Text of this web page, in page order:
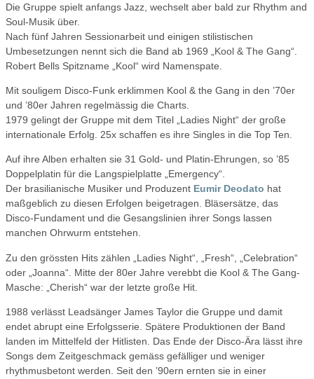
Die Gruppe spielt anfangs Jazz, wechselt aber bald zur Rhythm and
Soul-Musik über.
Nach fünf Jahren Sessionarbeit und einigen stilistischen
Umbesetzungen nennt sich die Band ab 1969 „Kool & The Gang“.
Robert Bells Spitzname „Kool“ wird Namenspate.
Mit souligem Disco-Funk erklimmen Kool & the Gang in den ’70er
und ’80er Jahren regelmässig die Charts.
1979 gelingt der Gruppe mit dem Titel „Ladies Night“ der große
internationale Erfolg. 25x schaffen es ihre Singles in die Top Ten.
Auf ihre Alben erhalten sie 31 Gold- und Platin-Ehrungen, so ’85
Doppelplatin für die Langspielplatte „Emergency“.
Der brasilianische Musiker und Produzent Eumir Deodato hat
maßgeblich zu diesen Erfolgen beigetragen. Bläsersätze, das
Disco-Fundament und die Gesangslinien ihrer Songs lassen
manchen Ohrwurm entstehen.
Zu den grössten Hits zählen „Ladies Night“, „Fresh“, „Celebration“
oder „Joanna“. Mitte der 80er Jahre verebbt die Kool & The Gang-
Masche: „Cherish“ war der letzte große Hit.
1988 verlässt Leadsänger James Taylor die Gruppe und damit
endet abrupt eine Erfolgsserie. Spätere Produktionen der Band
landen im Mittelfeld der Hitlisten. Das Ende der Disco-Ära lässt ihre
Songs dem Zeitgeschmack gemäss gefälliger und weniger
rhythmusbetont werden. Seit den ’90ern ernten sie in einer